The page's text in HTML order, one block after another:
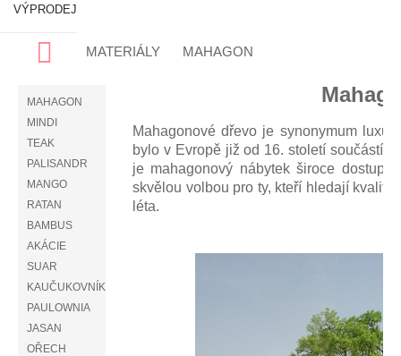
VÝPRODEJ
MATERIÁLY MAHAGON
MAHAGON
MINDI
TEAK
PALISANDR
MANGO
RATAN
BAMBUS
AKÁCIE
SUAR
KAUČUKOVNÍK
PAULOWNIA
JASAN
OŘECH
Mahagonové dřevo je synonymum
bylo v Evropě již od 16. století součástí
je mahagonový nábytek široce
skvělou volbou pro ty, kteří hledají
léta.